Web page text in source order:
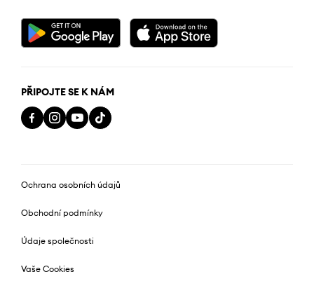
PŘIPOJTE SE K NÁM
Ochrana osobních údajů
Obchodní podmínky
Údaje společnosti
Vaše Cookies